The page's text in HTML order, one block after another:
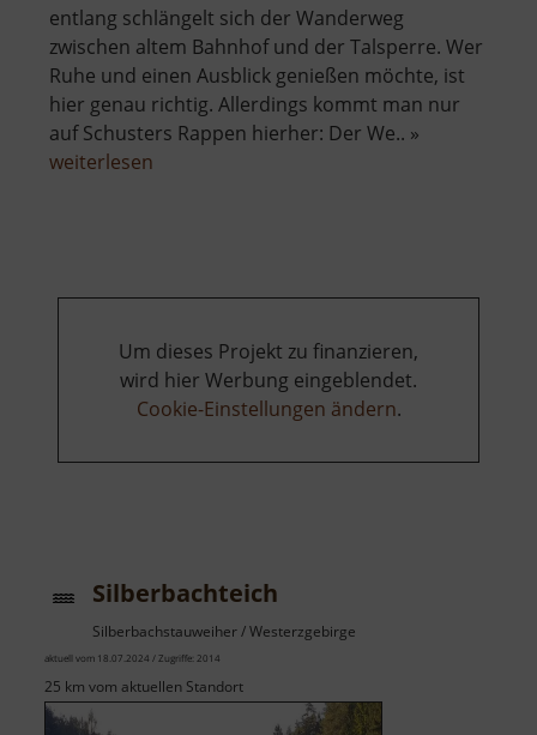
entlang schlängelt sich der Wanderweg
zwischen altem Bahnhof und der Talsperre. Wer
Ruhe und einen Ausblick genießen möchte, ist
hier genau richtig. Allerdings kommt man nur
auf Schusters Rappen hierher: Der We.. »
weiterlesen
Um dieses Projekt zu finanzieren,
wird hier Werbung eingeblendet.
Cookie-Einstellungen ändern.
Silberbachteich
Silberbachstauweiher / Westerzgebirge
aktuell vom 18.07.2024 / Zugriffe: 2014
25 km vom aktuellen Standort